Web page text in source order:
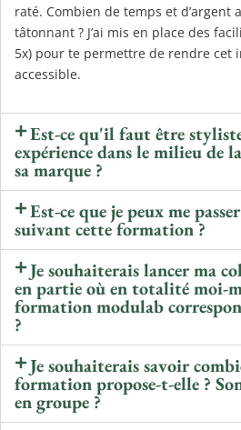
raté. Combien de temps et d’argent
tâtonnant ? J’ai mis en place des
5x) pour te permettre de rendre cet
accessible.
Est-ce qu'il faut être
expérience dans le milieu de
sa marque ?
Est-ce que je peux me
suivant cette formation ?
Je souhaiterais lancer ma
en partie où en totalité moi-
formation modulab
?
Je souhaiterais savoir
formation propose-t-elle ?
en groupe ?